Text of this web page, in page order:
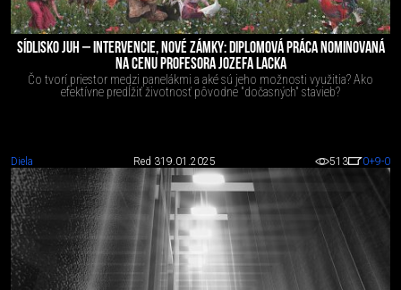
SÍDLISKO JUH – INTERVENCIE, NOVÉ ZÁMKY: DIPLOMOVÁ PRÁCA NOMINOVANÁ
NA CENU PROFESORA JOZEFA LACKA
Čo tvorí priestor medzi panelákmi a aké sú jeho možnosti využitia? Ako
efektívne predĺžiť životnosť pôvodne "dočasných" stavieb?
Diela Red 319.01.2025 513 0+9-0